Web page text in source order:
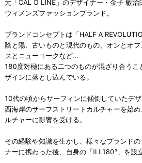
元「CAL O LINE」のデザイナー・金子 敏治
ウィメンズファッションブランド。
ブランドコンセプトは「HALF A
陰と陽、古いものと現代のもの、オンとオ
スとニューヨークなど...
180度対極にある二つのものが混ざり合うこ
ザインに落とし込んでいる。
10代の頃からサーフィンに傾倒していたデザ
西海岸のサーフストリートカルチャーを始
ルチャーに影響を受ける。
その経験や知識を生かし、様々なブランド
ナーに携わった後、自身の「ILL180°」を設立